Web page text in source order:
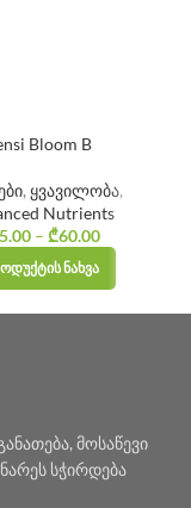
Bloom B
,ყვავილობა,
Nutrients
– ₾60.00
₾35.00
ᲜᲐᲮᲕᲐ
მოსაწევი
სჭირდება